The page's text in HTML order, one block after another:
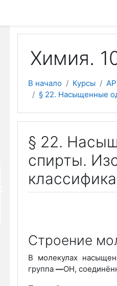
Химия.
В начало Курсы
§ 22. Насыщенные
§ 22.
спирты.
Строение
В молекулах
группа —ОН,